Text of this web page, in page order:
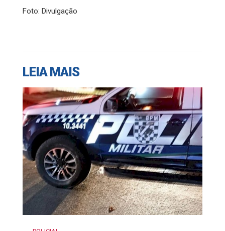
Foto: Divulgação
LEIA MAIS